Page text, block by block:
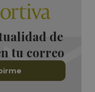
de
tu correo